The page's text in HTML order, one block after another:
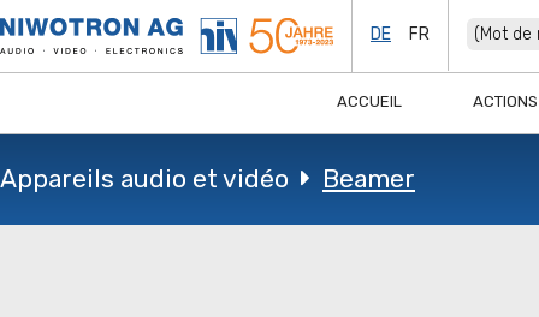
DE FR
ACCUEIL ACTIONS
Appareils audio et vidéo Beamer